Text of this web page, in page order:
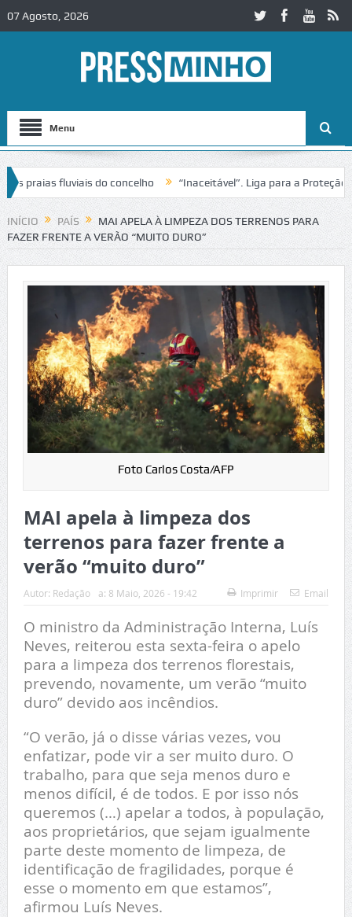
07 Agosto, 2026
Menu
fluviais do concelho “Inaceitável”. Liga para a Proteção da
trânsito no IC2 em Alcobaça Igreja do Castelo de Cerveira
INÍCIO PAÍS
MAI APELA À LIMPEZA DOS TERRENOS PARA
FAZER FRENTE A VERÃO “MUITO DURO”
Foto Carlos Costa/AFP
MAI apela à limpeza dos
terrenos para fazer frente a
verão “muito duro”
Autor: Redação a: 8 Maio, 2026 - 19:42 Imprimir Email
O ministro da Administração Interna, Luís
Neves, reiterou esta sexta-feira o apelo
para a limpeza dos terrenos florestais,
prevendo, novamente, um verão “muito
duro” devido aos incêndios.
“O verão, já o disse várias vezes, vou
enfatizar, pode vir a ser muito duro. O
trabalho, para que seja menos duro e
menos difícil, é de todos. E por isso nós
queremos (…) apelar a todos, à população,
aos proprietários, que sejam igualmente
parte deste momento de limpeza, de
identificação de fragilidades, porque é
esse o momento em que estamos”,
afirmou Luís Neves.